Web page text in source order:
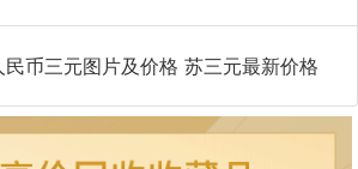
民币三元图片及价格 苏三元最新价格